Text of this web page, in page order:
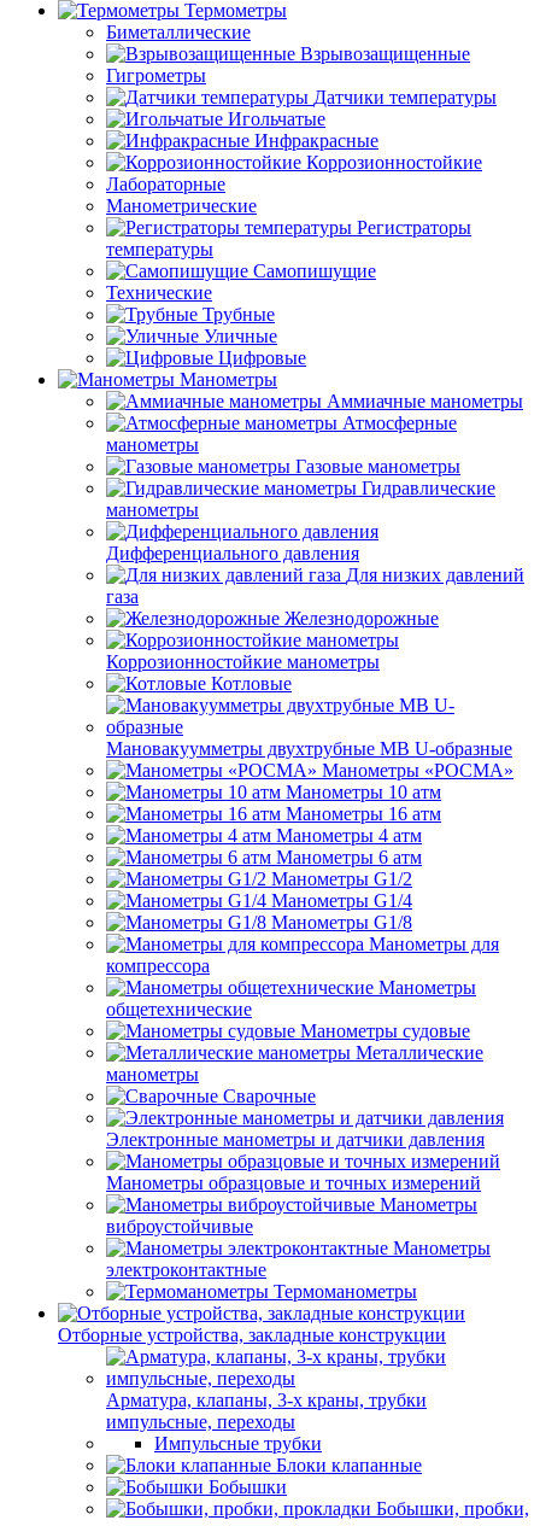
Термометры
Биметаллические
Взрывозащищенные
Гигрометры
Датчики температуры
Игольчатые
Инфракрасные
Коррозионностойкие
Лабораторные
Манометрические
Регистраторы
температуры
Самопишущие
Технические
Трубные
Уличные
Цифровые
Манометры
Аммиачные манометры
Атмосферные
манометры
Газовые манометры
Гидравлические
манометры
Дифференциального давления
Для низких давлений
газа
Железнодорожные
Коррозионностойкие манометры
Котловые
Мановакуумметры двухтрубные МВ U-образные
Манометры «РОСМА»
Манометры 10 атм
Манометры 16 атм
Манометры 4 атм
Манометры 6 атм
Манометры G1/2
Манометры G1/4
Манометры G1/8
Манометры для
компрессора
Манометры
общетехнические
Манометры судовые
Металлические
манометры
Сварочные
Электронные манометры и датчики давления
Манометры образцовые и точных измерений
Манометры
виброустойчивые
Манометры
электроконтактные
Термоманометры
Отборные устройства, закладные конструкции
Арматура, клапаны, 3-х краны, трубки
импульсные, переходы
Импульсные трубки
Блоки клапанные
Бобышки
Бобышки, пробки,